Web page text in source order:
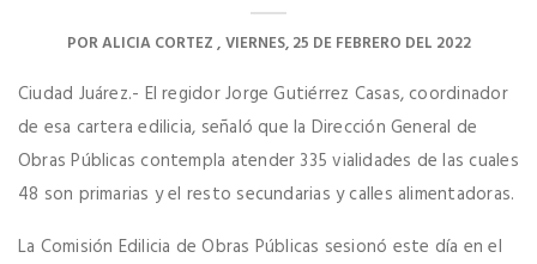
PORALICIA CORTEZ VIERNES, 25 DE FEBRERO DEL 2022
Ciudad Juárez.- El regidor Jorge Gutiérrez Casas, coordinador
de esa cartera edilicia, señaló que la Dirección General de
Obras Públicas contempla atender 335 vialidades de las cuales
48 son primarias y el resto secundarias y calles alimentadoras.
La Comisión Edilicia de Obras Públicas sesionó este día en el